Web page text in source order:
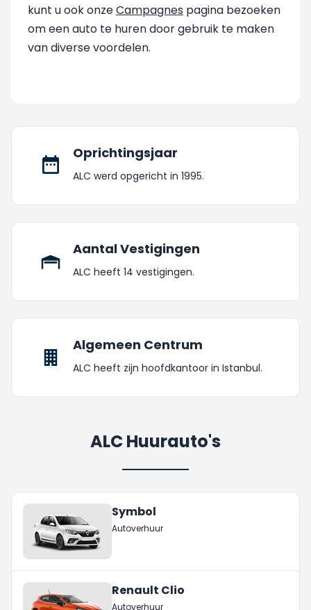
kunt u ook onzeCampagnes pagina bezoeken
om een auto te huren door gebruik te maken
van diverse voordelen.
Oprichtingsjaar
ALC werd opgericht in 1995.
Aantal Vestigingen
ALC heeft 14 vestigingen.
Algemeen Centrum
ALC heeft zijn hoofdkantoor in Istanbul.
ALC Huurauto's
Symbol
Autoverhuur
Renault Clio
Autoverhuur